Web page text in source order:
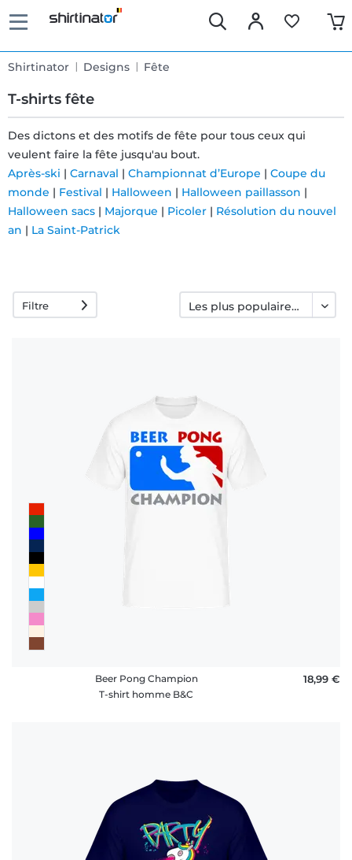
Shirtinator Designs Fête
T-shirts fête
Livraison
rapide
Échange
jours
Des dictons et des motifs de fête pour tous ceux qui
veulent faire la fête jusqu'au bout.
Après-ski | Carnaval | Championnat d’Europe | Coupe du
monde | Festival | Halloween | Halloween paillasson |
Halloween sacs | Majorque | Picoler | Résolution du nouvel
an | La Saint-Patrick
Filtre
Beer Pong Champion
T-shirt homme B&C
18,99 €